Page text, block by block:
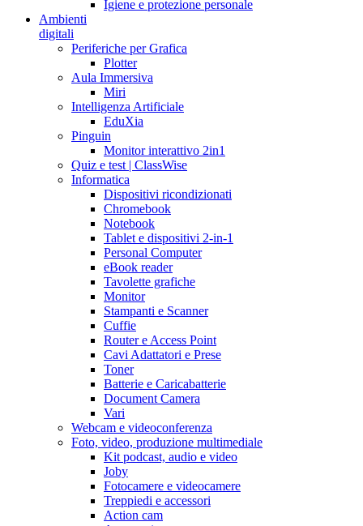
Igiene e protezione personale
Ambienti
digitali
Periferiche per Grafica
Plotter
Aula Immersiva
Miri
Intelligenza Artificiale
EduXia
Pinguin
Monitor interattivo 2in1
Quiz e test | ClassWise
Informatica
Dispositivi ricondizionati
Chromebook
Notebook
Tablet e dispositivi 2-in-1
Personal Computer
eBook reader
Tavolette grafiche
Monitor
Stampanti e Scanner
Cuffie
Router e Access Point
Cavi Adattatori e Prese
Toner
Batterie e Caricabatterie
Document Camera
Vari
Webcam e videoconferenza
Foto, video, produzione multimediale
Kit podcast, audio e video
Joby
Fotocamere e videocamere
Treppiedi e accessori
Action cam